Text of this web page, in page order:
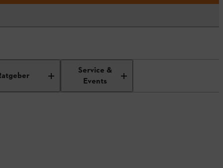
Service &
Events